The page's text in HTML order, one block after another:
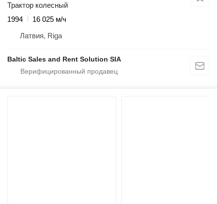
Трактор колесный
1994
16 025 м/ч
Латвия, Riga
Baltic Sales and Rent Solution SIA